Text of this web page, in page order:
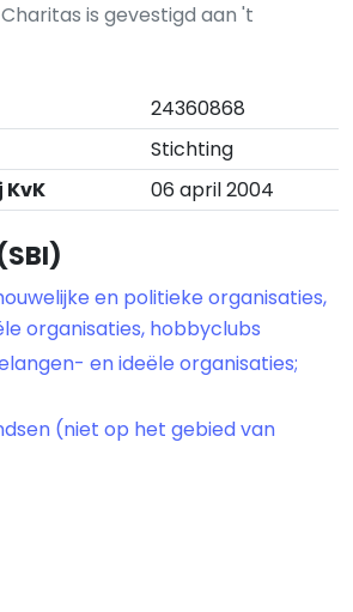
is gevestigd aan 't
24360868
Stichting
06 april 2004
en politieke organisaties,
organisaties, hobbyclubs
en ideële organisaties;
(niet op het gebied van